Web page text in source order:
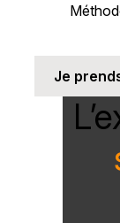
Je